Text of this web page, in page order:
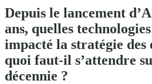
Depuis le lancement
ans, quelles
impacté la stratégie des
quoi faut-il s’attendre
décennie ?